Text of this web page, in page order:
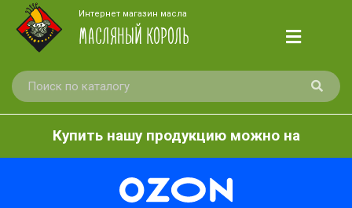
Интернет магазин масла
МАСЛЯНЫЙ КОРОЛЬ
Купить нашу продукцию можно на